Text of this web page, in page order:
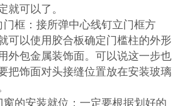
就可以了。
框：接所弹中心线钉立门框方
可以使用胶合板确定门槛柱的外形
外包金属装饰面。可以说这一步也
把饰面对头接缝位置放在安装玻璃
安装就位：一定要根据划好的